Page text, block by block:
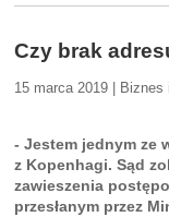
Czy brak
15 marca 2019 |
- Jestem jednym ze
z Kopenhagi. Sąd
zawieszenia
przesłanym przez